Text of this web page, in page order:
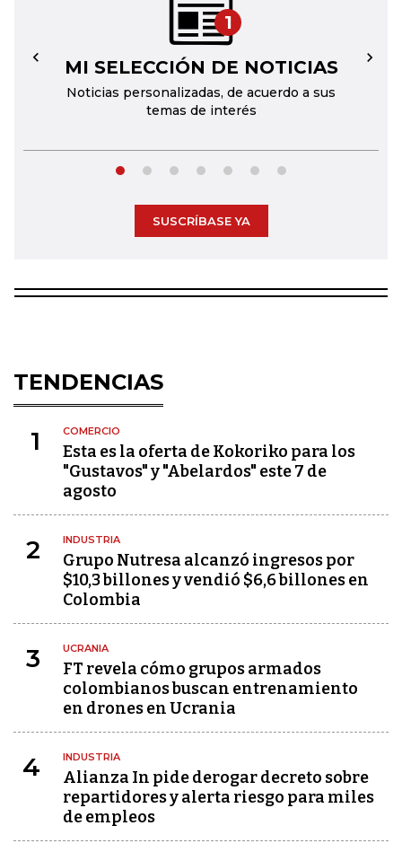
1
MI SELECCIÓN DE NOTICIAS
Noticias personalizadas, de acuerdo a sus
temas de interés
← →
SUSCRÍBASE YA
TENDENCIAS
1 COMERCIO
Esta es la oferta de Kokoriko para los
"Gustavos" y "Abelardos" este 7 de
agosto
2 INDUSTRIA
Grupo Nutresa alcanzó ingresos por
$10,3 billones y vendió $6,6 billones en
Colombia
3 UCRANIA
FT revela cómo grupos armados
colombianos buscan entrenamiento
en drones en Ucrania
4 INDUSTRIA
Alianza In pide derogar decreto sobre
repartidores y alerta riesgo para miles
de empleos